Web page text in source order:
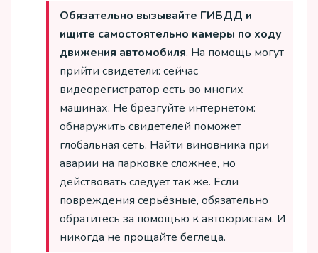
Обязательно вызывайте ГИБДД и
ищите самостоятельно камеры по ходу
движения автомобиля. На помощь могут
прийти свидетели: сейчас
видеорегистратор есть во многих
машинах. Не брезгуйте интернетом:
обнаружить свидетелей поможет
глобальная сеть. Найти виновника при
аварии на парковке сложнее, но
действовать следует так же. Если
повреждения серьёзные, обязательно
обратитесь за помощью к автоюристам. И
никогда не прощайте беглеца.